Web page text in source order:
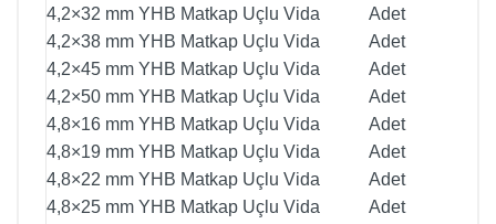
4,2×32 mm YHB Matkap Uçlu Vida
Adet
4,2×38 mm YHB Matkap Uçlu Vida
Adet
4,2×45 mm YHB Matkap Uçlu Vida
Adet
4,2×50 mm YHB Matkap Uçlu Vida
Adet
4,8×16 mm YHB Matkap Uçlu Vida
Adet
4,8×19 mm YHB Matkap Uçlu Vida
Adet
4,8×22 mm YHB Matkap Uçlu Vida
Adet
4,8×25 mm YHB Matkap Uçlu Vida
Adet